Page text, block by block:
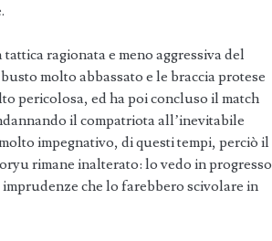
ragionata e meno aggressiva del
molto abbassato e le braccia protese
pericolosa, ed ha poi concluso il match
il compatriota all’inevitabile
impegnativo, di questi tempi, perciò il
rimane inalterato: lo vedo in progresso
che lo farebbero scivolare in